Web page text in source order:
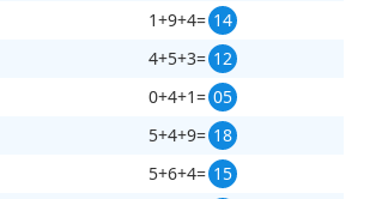
1+9+4= 14
4+5+3= 12
0+4+1= 05
5+4+9= 18
5+6+4= 15